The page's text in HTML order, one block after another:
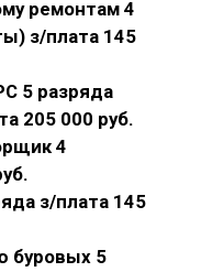
ремонтам 4
з/плата 145
5 разряда
205 000 руб.
4
з/плата 145
буровых 5